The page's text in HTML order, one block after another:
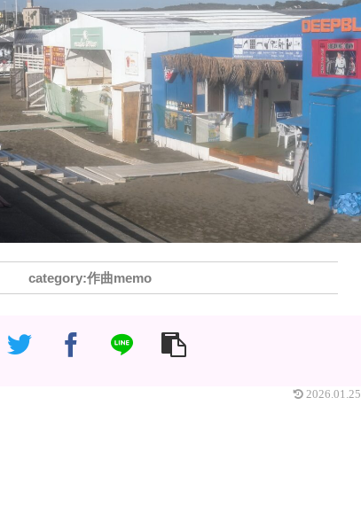
作曲memo
2026.01.25